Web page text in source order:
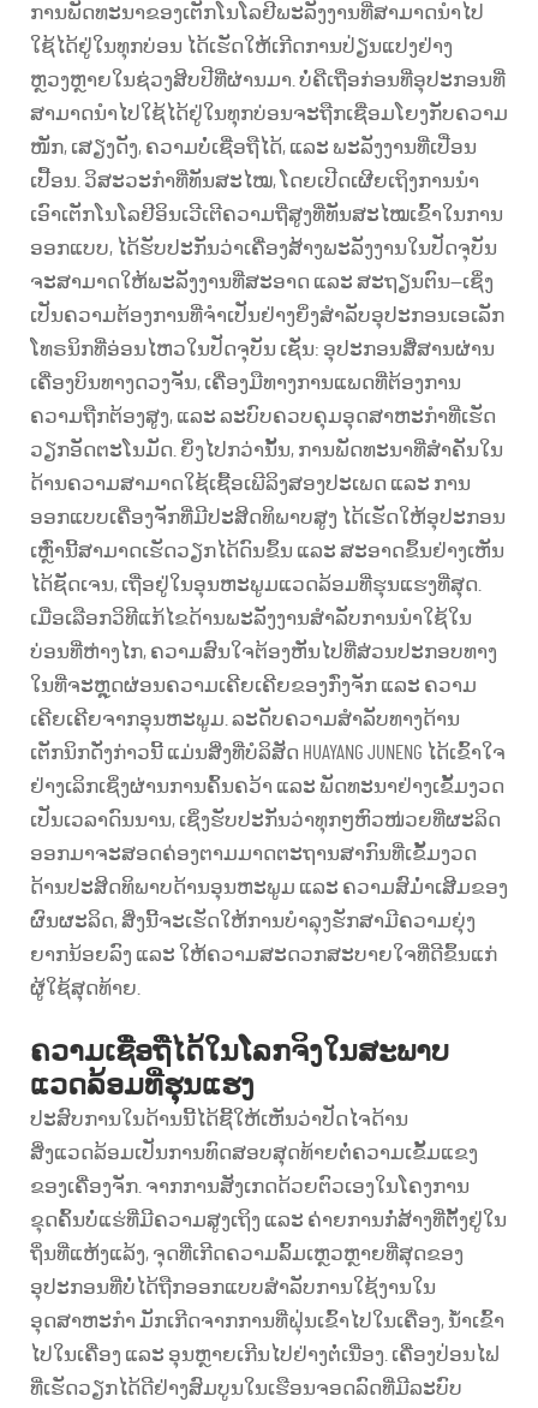
ການພັດທະນາຂອງເຕັກໂນໂລຢີພະລັງງານທີ່ສາມາດນຳໄປ
ໃຊ້ໄດ້ຢູ່ໃນທຸກບ່ອນ ໄດ້ເຮັດໃຫ້ເກີດການປ່ຽນແປງຢ່າງ
ຫຼວງຫຼາຍໃນຊ່ວງສິບປີທີ່ຜ່ານມາ. ບໍ່ຄືເຖື່ອກ່ອນທີ່ອຸປະກອນທີ່
ສາມາດນຳໄປໃຊ້ໄດ້ຢູ່ໃນທຸກບ່ອນຈະຖືກເຊື່ອມໂຍງກັບຄວາມ
ໜັກ, ເສຽງດັງ, ຄວາມບໍ່ເຊື່ອຖືໄດ້, ແລະ ພະລັງງານທີ່ເປື່ອນ
ເປື້ອນ. ວິສະວະກຳທີ່ທັນສະໄໝ, ໂດຍເປີດເຜີຍເຖິງການນຳ
ເອົາເຕັກໂນໂລຢີອິນເວີເຕີຄວາມຖີ່ສູງທີ່ທັນສະໄໝເຂົ້າໃນການ
ອອກແບບ, ໄດ້ຮັບປະກັນວ່າເຄື່ອງສ້າງພະລັງງານໃນປັດຈຸບັນ
ຈະສາມາດໃຫ້ພະລັງງານທີ່ສະອາດ ແລະ ສະຖຽນຕົນ—ເຊິ່ງ
ເປັນຄວາມຕ້ອງການທີ່ຈຳເປັນຢ່າງຍິ່ງສຳລັບອຸປະກອນເອເລັກ
ໂທຣນິກທີ່ອ່ອນໄຫວໃນປັດຈຸບັນ ເຊັ່ນ: ອຸປະກອນສື່ສານຜ່ານ
ເຄື່ອງບິນທາງດວງຈັນ, ເຄື່ອງມືທາງການແພດທີ່ຕ້ອງການ
ຄວາມຖືກຕ້ອງສູງ, ແລະ ລະບົບຄວບຄຸມອຸດສາຫະກຳທີ່ເຮັດ
ວຽກອັດຕະໂນມັດ. ຍິ່ງໄປກວ່ານັ້ນ, ການພັດທະນາທີ່ສຳຄັນໃນ
ດ້ານຄວາມສາມາດໃຊ້ເຊື້ອເພີລິງສອງປະເພດ ແລະ ການ
ອອກແບບເຄື່ອງຈັກທີ່ມີປະສິດທິພາບສູງ ໄດ້ເຮັດໃຫ້ອຸປະກອນ
ເຫຼົ່ານີ້ສາມາດເຮັດວຽກໄດ້ດົນຂຶ້ນ ແລະ ສະອາດຂຶ້ນຢ່າງເຫັນ
ໄດ້ຊັດເຈນ, ເຖື່ອຢູ່ໃນອຸນຫະພູມແວດລ້ອມທີ່ຮຸນແຮງທີ່ສຸດ.
ເມື່ອເລືອກວິທີແກ້ໄຂດ້ານພະລັງງານສຳລັບການນຳໃຊ້ໃນ
ບ່ອນທີ່ຫ່າງໄກ, ຄວາມສົນໃຈຕ້ອງຫັນໄປທີ່ສ່ວນປະກອບທາງ
ໃນທີ່ຈະຫຼຸດຜ່ອນຄວາມເຄີຍເຄີຍຂອງກົ່ງຈັກ ແລະ ຄວາມ
ເຄີຍເຄີຍຈາກອຸນຫະພູມ. ລະດັບຄວາມສຳລັບທາງດ້ານ
ເຕັກນິກດັ່ງກ່າວນີ້ ແມ່ນສິ່ງທີ່ບໍລິສັດ HUAYANG JUNENG ໄດ້ເຂົ້າໃຈ
ຢ່າງເລິກເຊິ່ງຜ່ານການຄົ້ນຄວ້າ ແລະ ພັດທະນາຢ່າງເຂັ້ມງວດ
ເປັນເວລາດົນນານ, ເຊິ່ງຮັບປະກັນວ່າທຸກໆຫົວໜ່ວຍທີ່ຜະລິດ
ອອກມາຈະສອດຄ່ອງຕາມມາດຕະຖານສາກົນທີ່ເຂັ້ມງວດ
ດ້ານປະສິດທິພາບດ້ານອຸນຫະພູມ ແລະ ຄວາມສົມ່ຳເສີມຂອງ
ຜົນຜະລິດ, ສິ່ງນີ້ຈະເຮັດໃຫ້ການບຳລຸງຮັກສາມີຄວາມຍຸ່ງ
ຍາກນ້ອຍລົງ ແລະ ໃຫ້ຄວາມສະດວກສະບາຍໃຈທີ່ດີຂຶ້ນແກ່
ຜູ້ໃຊ້ສຸດທ້າຍ.
ຄວາມເຊື່ອຖືໄດ້ໃນໂລກຈິງໃນສະພາບ
ແວດລ້ອມທີ່ຮຸນແຮງ
ປະສົບການໃນດ້ານນີ້ໄດ້ຊີ້ໃຫ້ເຫັນວ່າປັດໄຈດ້ານ
ສິ່ງແວດລ້ອມເປັນການທົດສອບສຸດທ້າຍຕໍ່ຄວາມເຂັ້ມແຂງ
ຂອງເຄື່ອງຈັກ. ຈາກການສັງເກດດ້ວຍຕົວເອງໃນໂຄງການ
ຂຸດຄົ້ນບໍ່ແຮ່ທີ່ມີຄວາມສູງເຖິງ ແລະ ຄ່າຍການກໍ່ສ້າງທີ່ຕັ້ງຢູ່ໃນ
ຖິ່ນທີ່ແຫ້ງແລ້ງ, ຈຸດທີ່ເກີດຄວາມລົ້ມເຫຼວຫຼາຍທີ່ສຸດຂອງ
ອຸປະກອນທີ່ບໍ່ໄດ້ຖືກອອກແບບສຳລັບການໃຊ້ງານໃນ
ອຸດສາຫະກຳ ມັກເກີດຈາກການທີ່ຝຸ່ນເຂົ້າໄປໃນເຄື່ອງ, ນ້ຳເຂົ້າ
ໄປໃນເຄື່ອງ ແລະ ອຸນຫຼາຍເກີນໄປຢ່າງຕໍ່ເນື່ອງ. ເຄື່ອງປ່ອນໄຟ
ທີ່ເຮັດວຽກໄດ້ດີຢ່າງສົມບູນໃນເຮືອນຈອດລົດທີ່ມີລະບົບ